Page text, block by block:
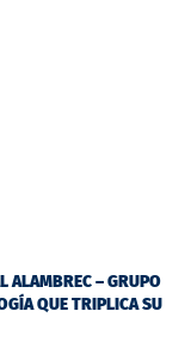
ALAMBREC – GRUPO
QUE TRIPLICA SU